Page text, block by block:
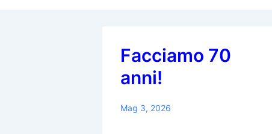
Facciamo 70
anni!
Mag 3, 2026